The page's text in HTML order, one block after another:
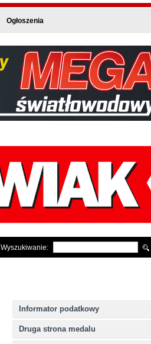
Ogłoszenia
Wyszukiwanie:
Informator podatkowy
Druga strona medalu